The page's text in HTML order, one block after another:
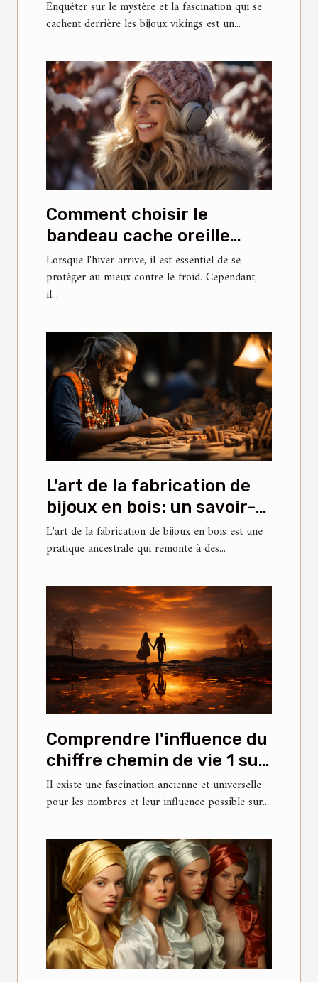
Enquêter sur le mystère et la fascination qui se
cachent derrière les bijoux vikings est un...
Comment choisir le
bandeau cache oreille
parfait pour l'hiver
Lorsque l'hiver arrive, il est essentiel de se
protéger au mieux contre le froid. Cependant,
il...
L'art de la fabrication de
bijoux en bois: un savoir-
faire ancestral
L'art de la fabrication de bijoux en bois est une
pratique ancestrale qui remonte à des...
Comprendre l'influence du
chiffre chemin de vie 1 sur
la personnalité et les
relations
Il existe une fascination ancienne et universelle
pour les nombres et leur influence possible sur...